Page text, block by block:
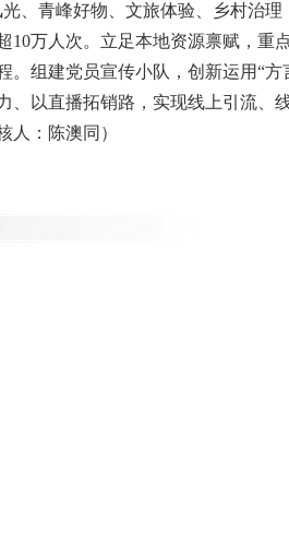
、青峰好物、文旅体验、乡村治
10万人次。立足本地资源禀赋，
组建党员宣传小队，创新运用“
、以直播拓销路，实现线上引流
人：陈澳同）